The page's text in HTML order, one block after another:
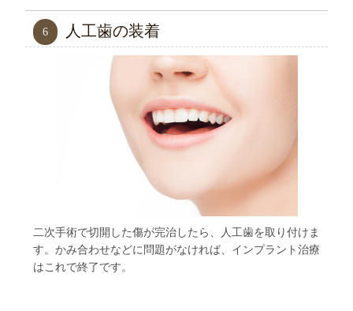
6 人工歯の装着
二次手術で切開した傷が完治したら、人工歯を取り付けま
す。かみ合わせなどに問題がなければ、インプラント治療
はこれで終了です。